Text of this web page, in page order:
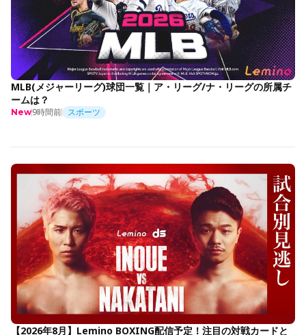
MLB(メジャーリーグ)球団一覧｜ア・リーグ/ナ・リーグの所属チ
ームは？
New9時間前 スポーツ
【2026年8月】Lemino BOXING配信予定！注目の対戦カードと